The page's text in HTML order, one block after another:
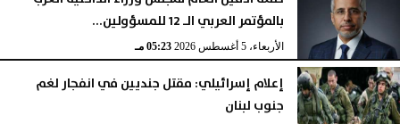
بالمؤتمر العربي الـ 12 للمسؤولين...
الأربعاء، 5 أغسطس 2026 05:23 مـ
إعلام إسرائيلي: مقتل جنديين في انفجار لغم
جنوب لبنان